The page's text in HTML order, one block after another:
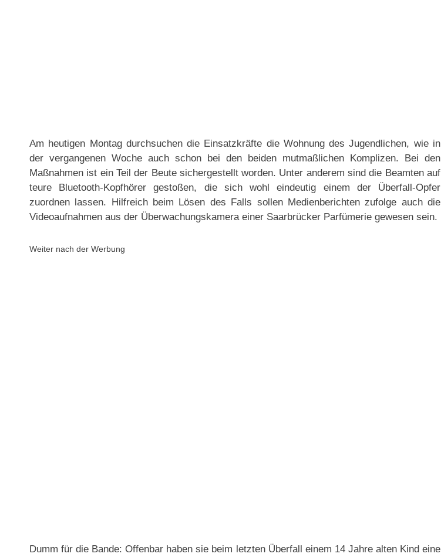
Am heutigen Montag durchsuchen die Einsatzkräfte die Wohnung des Jugendlichen, wie in
der vergangenen Woche auch schon bei den beiden mutmaßlichen Komplizen. Bei den
Maßnahmen ist ein Teil der Beute sichergestellt worden. Unter anderem sind die Beamten auf
teure Bluetooth-Kopfhörer gestoßen, die sich wohl eindeutig einem der Überfall-Opfer
zuordnen lassen. Hilfreich beim Lösen des Falls sollen Medienberichten zufolge auch die
Videoaufnahmen aus der Überwachungskamera einer Saarbrücker Parfümerie gewesen sein.
Weiter nach der Werbung
Dumm für die Bande: Offenbar haben sie beim letzten Überfall einem 14 Jahre alten Kind eine